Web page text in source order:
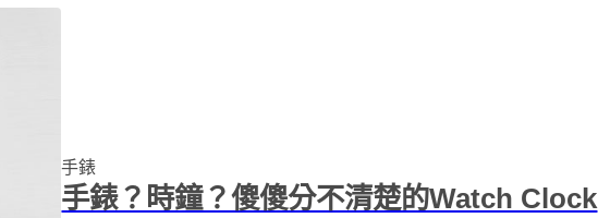
手錶
手錶？時鐘？傻傻分不清楚的Watch Clock